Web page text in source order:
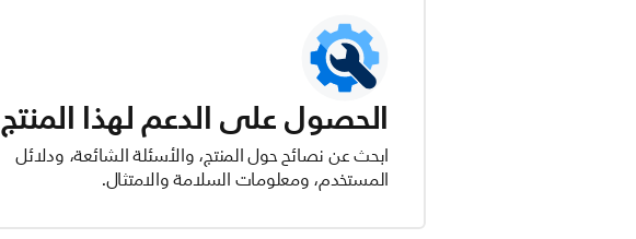
الحصول على الدعم لهذا المنتج
ابحث عن نصائح حول المنتج، والأسئلة الشائعة، ودلائل
المستخدم، ومعلومات السلامة والامتثال.